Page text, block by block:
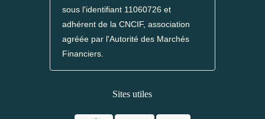
sous l'identifiant 11060726 et
adhérent de la CNCIF, association
agréée par l'Autorité des Marchés
Financiers.
Sites utiles